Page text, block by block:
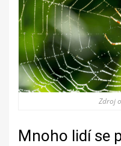
Zdroj
Mnoho lidí se